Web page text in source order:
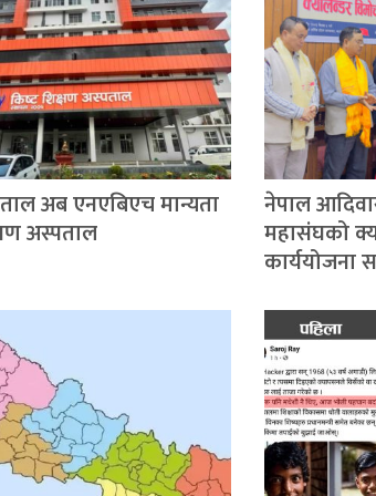
अब एनएबिएच मान्यता
अस्पताल
नेपाल
महासंघको
कार्ययोजना